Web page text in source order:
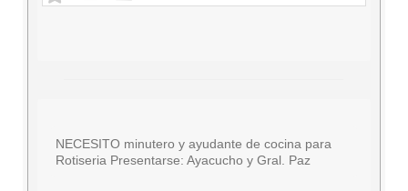
NECESITO minutero y ayudante de cocina para
Rotiseria Presentarse: Ayacucho y Gral. Paz